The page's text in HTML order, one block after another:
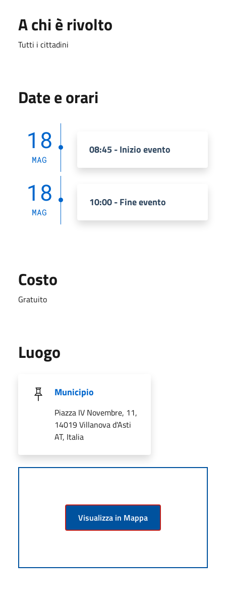
A chi è rivolto
Tutti i cittadini
Date e orari
18
MAG
08:45 - Inizio evento
18
MAG
10:00 - Fine evento
Costo
Gratuito
Luogo
Municipio
Piazza IV Novembre, 11,
14019 Villanova d'Asti
AT, Italia
Visualizza in Mappa